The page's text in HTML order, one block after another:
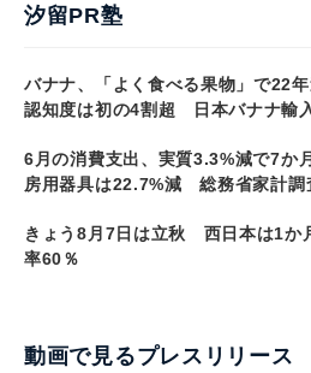
汐留PR塾
バナナ、「よく食べる果物」で22
認知度は初の4割超 日本バナナ輸
6月の消費支出、実質3.3%減で7
房用器具は22.7%減 総務省家計調
きょう8月7日は立秋 西日本は1か
率60％
動画で見るプレスリリース